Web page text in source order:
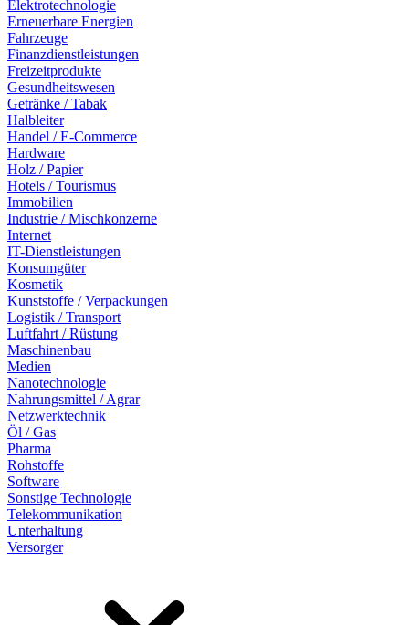
Elektrotechnologie
Erneuerbare Energien
Fahrzeuge
Finanzdienstleistungen
Freizeitprodukte
Gesundheitswesen
Getränke / Tabak
Halbleiter
Handel / E-Commerce
Hardware
Holz / Papier
Hotels / Tourismus
Immobilien
Industrie / Mischkonzerne
Internet
IT-Dienstleistungen
Konsumgüter
Kosmetik
Kunststoffe / Verpackungen
Logistik / Transport
Luftfahrt / Rüstung
Maschinenbau
Medien
Nanotechnologie
Nahrungsmittel / Agrar
Netzwerktechnik
Öl / Gas
Pharma
Rohstoffe
Software
Sonstige Technologie
Telekommunikation
Unterhaltung
Versorger